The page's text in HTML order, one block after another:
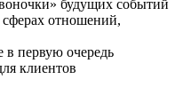
будущих событий
сферах отношений,
в первую очередь
клиентов